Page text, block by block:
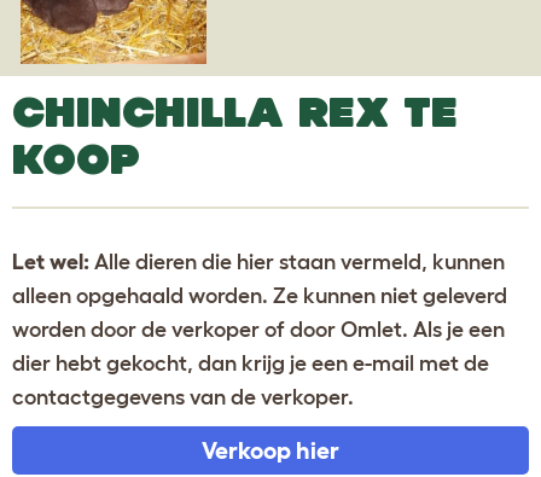
CHINCHILLA REX TE
KOOP
Let wel: Alle dieren die hier staan vermeld, kunnen
alleen opgehaald worden. Ze kunnen niet geleverd
worden door de verkoper of door Omlet. Als je een
dier hebt gekocht, dan krijg je een e-mail met de
contactgegevens van de verkoper.
Verkoop hier